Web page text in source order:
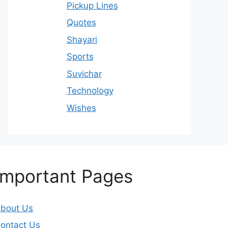
Pickup Lines
Quotes
Shayari
Sports
Suvichar
Technology
Wishes
Pages
Us
Us